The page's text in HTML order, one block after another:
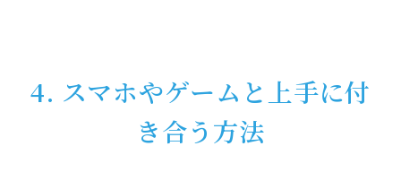
4. スマホやゲームと上手に付
き合う方法